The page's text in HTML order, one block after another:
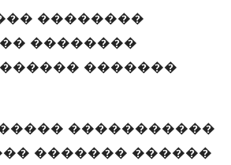
��������
��������
�������
�����������
������� ������